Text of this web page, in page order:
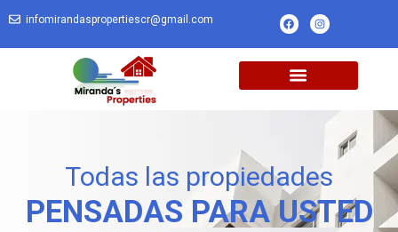
infomirandaspropertiescr@gmail.com
Todas las propiedades
PENSADAS PARA USTED